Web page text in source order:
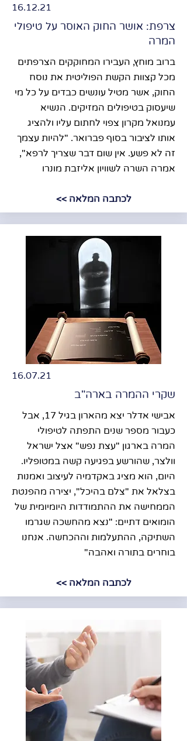
16.12.21
צרפת: אושר החוק האוסר על טיפולי
המרה
ברוב מוחץ, העבירו המחוקקים הצרפתים
מכל קצוות הקשת הפוליטית את נוסח
החוק, אשר מטיל עונשים כבדים על כל מי
שיעסוק בטיפולים המזיקים. הנשיא
עמנואל מקרון צפוי לחתום עליו ולהציג
אותו לציבור בסוף פברואר. "להיות עצמך
זה לא פשע. אין שום דבר שצריך לרפא",
אמרה השרה לשוויון אליזבת מונרו
לכתבה המלאה >>
16.07.21
שקרי ההמרה בארה"ב
אבישי אדלר יצא מהארון בגיל 17, אבל
כעבור מספר שנים התפתה לטיפולי
המרה בארגון "עצת נפש" אצל ישראל
וולצר, שהורשע בפגיעה קשה במטופליו.
היום, הוא מציג באקדמיה לעיצוב ואמנות
בצלאל את "צלם בהיכל", יצירה מהפנטת
הממחישה את ההתמודדות היומיומית של
הומואים דתיים: "נצא מהחשכה שגרמו
השתיקה, ההתעלמות וההכחשה. אנחנו
בוחרים בתורה ואהבה"​
לכתבה המלאה >>